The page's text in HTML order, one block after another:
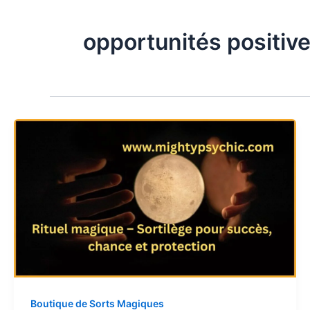
opportunités
Boutique de Sorts Magiques